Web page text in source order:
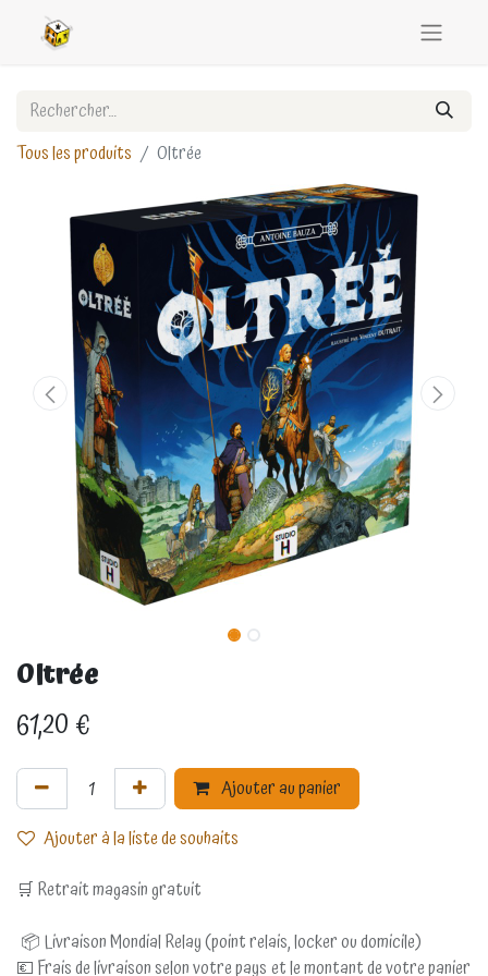
Tous les produits Oltrée
Oltrée
61,20€
Ajouter au panier
Ajouter à la liste de souhaits
🛒 Retrait magasin gratuit
📦 Livraison Mondial Relay (point relais, locker ou domicile)
💶 Frais de livraison selon votre pays et le montant de votre panier